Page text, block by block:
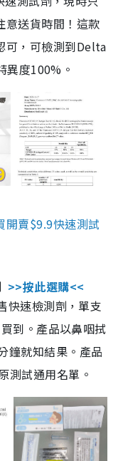
意送貨時間！這款
可，可檢測到Delta
度100%。
開賣$9.9快速測試
>>按此選購<<
快速檢測劑，單支
到。產品以鼻咽拭
鐘就知結果。產品
測試通用名單。